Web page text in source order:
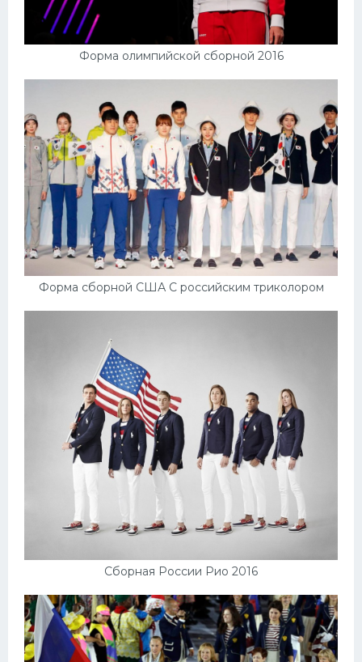
Форма олимпийской сборной 2016
Форма сборной США С российским триколором
Сборная России Рио 2016